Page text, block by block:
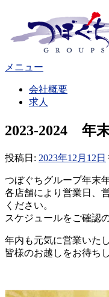
テ
へ
プ
メニュー
会社概要
求人
2023-2024 年
投稿日: 2023年12月12日
つぼぐちグループ年末
各店舗により営業日、
ください。
スケジュールをご確認
年内も元気に営業いた
皆様のお越しをお待ち